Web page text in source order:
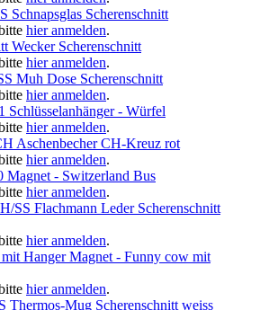
Schnapsglas Scherenschnitt
hier anmelden.
Wecker Scherenschnitt
hier anmelden.
Muh Dose Scherenschnitt
hier anmelden.
Schlüsselanhänger - Würfel
hier anmelden.
Aschenbecher CH-Kreuz rot
hier anmelden.
Magnet - Switzerland Bus
hier anmelden.
Flachmann Leder Scherenschnitt
hier anmelden.
Magnet - Funny cow mit
hier anmelden.
Thermos-Mug Scherenschnitt weiss